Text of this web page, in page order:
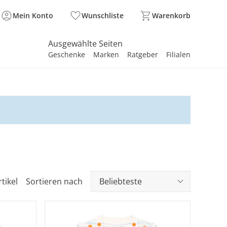
Mein Konto Wunschliste Warenkorb
Ausgewählte Seiten
Geschenke Marken Ratgeber Filialen
Sortieren nach